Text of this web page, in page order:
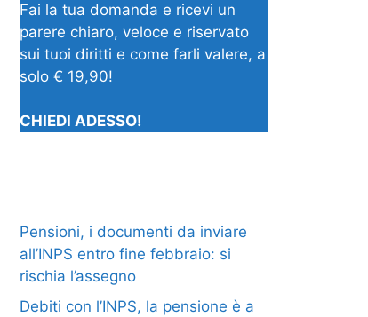
Fai la tua domanda e ricevi un
parere chiaro, veloce e riservato
sui tuoi diritti e come farli valere, a
solo € 19,90!
CHIEDI ADESSO!
Pensioni, i documenti da inviare
all’INPS entro fine febbraio: si
rischia l’assegno
Debiti con l’INPS, la pensione è a